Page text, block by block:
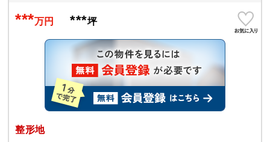
***万円 ***坪
整形地